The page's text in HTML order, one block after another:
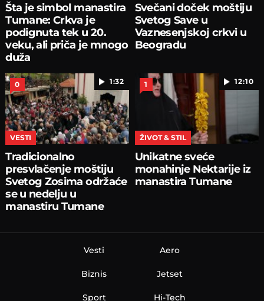
Šta je simbol manastira
Tumane: Crkva je
podignuta tek u 20.
veku, ali priča je mnogo
duža
Svečani doček moštiju
Svetog Save u
Vaznesenjskoj crkvi u
Beogradu
1:32
0
VESTI
Tradicionalno
presvlačenje moštiju
Svetog Zosima održaće
se u nedelju u
manastiru Tumane
12:10
1
ŽIVOT & STIL
Unikatne sveće
monahinje Nektarije iz
manastira Tumane
Vesti
Biznis
Sport
Aero
Jetset
Hi-Tech